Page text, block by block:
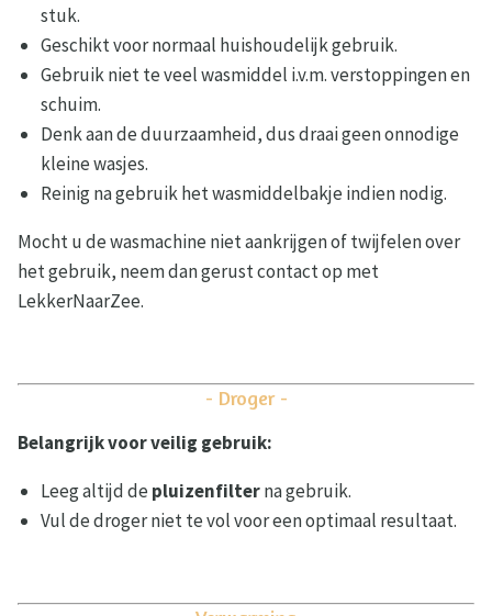
stuk.
Geschikt voor normaal huishoudelijk gebruik.
Gebruik niet te veel wasmiddel i.v.m. verstoppingen en
schuim.
Denk aan de duurzaamheid, dus draai geen onnodige
kleine wasjes.
Reinig na gebruik het wasmiddelbakje indien nodig.
Mocht u de wasmachine niet aankrijgen of twijfelen over
het gebruik, neem dan gerust contact op met
LekkerNaarZee.
- Droger -
Belangrijk voor veilig gebruik:
Leeg altijd de pluizenfilterna gebruik.
Vul de droger niet te vol voor een optimaal resultaat.